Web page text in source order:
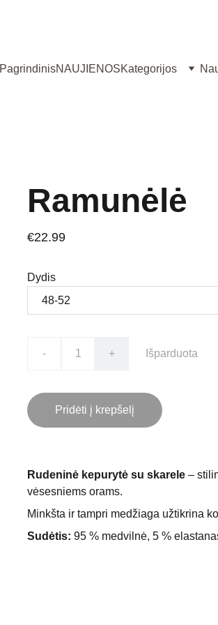
PagrindinisNAUJIENOSKategorijos
Ramunėlė
€22.99
Dydis
- + Išparduota
Pridėti į krepšelį
Rudeninė kepurytė su skarele –
vėsesniems orams.
Minkšta ir tampri medžiaga užtikrina
Sudėtis: 95 % medvilnė, 5 %